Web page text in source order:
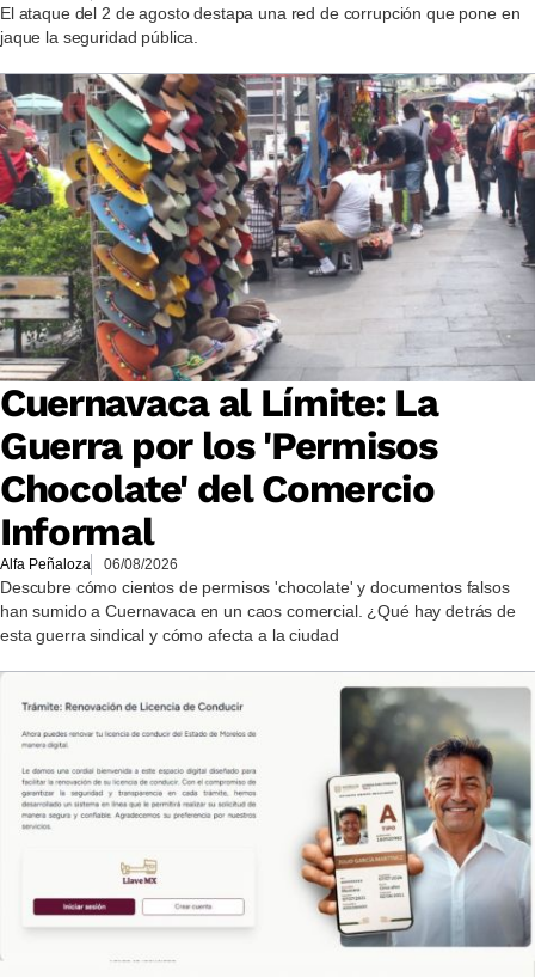
El ataque del 2 de agosto destapa una red de corrupción que pone en
jaque la seguridad pública.
Cuernavaca al Límite: La
Guerra por los 'Permisos
Chocolate' del Comercio
Informal
Alfa Peñaloza 06/08/2026
Descubre cómo cientos de permisos 'chocolate' y documentos falsos
han sumido a Cuernavaca en un caos comercial. ¿Qué hay detrás de
esta guerra sindical y cómo afecta a la ciudad